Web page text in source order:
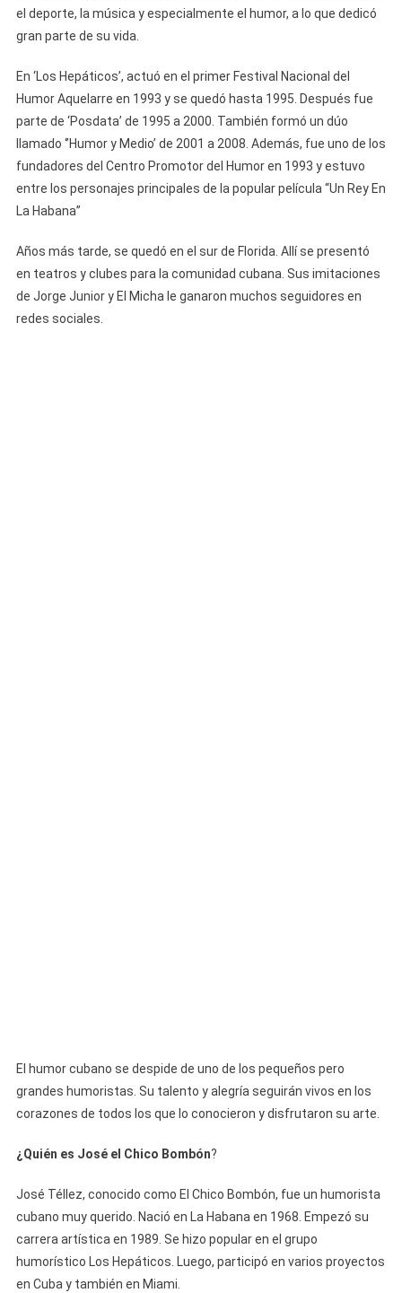
el deporte, la música y especialmente el humor, a lo que dedicó
gran parte de su vida.
En ‘Los Hepáticos’, actuó en el primer Festival Nacional del
Humor Aquelarre en 1993 y se quedó hasta 1995. Después fue
parte de ‘Posdata’ de 1995 a 2000. También formó un dúo
llamado ‘’Humor y Medio’ de 2001 a 2008. Además, fue uno de los
fundadores del Centro Promotor del Humor en 1993 y estuvo
entre los personajes principales de la popular película “Un Rey En
La Habana”
Años más tarde, se quedó en el sur de Florida. Allí se presentó
en teatros y clubes para la comunidad cubana. Sus imitaciones
de Jorge Junior y El Micha le ganaron muchos seguidores en
redes sociales.
El humor cubano se despide de uno de los pequeños pero
grandes humoristas. Su talento y alegría seguirán vivos en los
corazones de todos los que lo conocieron y disfrutaron su arte.
¿Quién es José el Chico Bombón?
José Téllez, conocido como El Chico Bombón, fue un humorista
cubano muy querido. Nació en La Habana en 1968. Empezó su
carrera artística en 1989. Se hizo popular en el grupo
humorístico Los Hepáticos. Luego, participó en varios proyectos
en Cuba y también en Miami.